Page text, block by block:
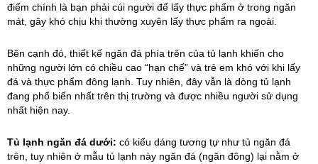
điểm chính là bạn phải cúi người để lấy thực phẩm ở trong ngăn
mát, gây khó chịu khi thường xuyên lấy thực phẩm ra ngoài.
Bên cạnh đó, thiết kế ngăn đá phía trên của tủ lạnh khiến cho
những người lớn có chiều cao “hạn chế” và trẻ em khó với khi lấy
đá và thực phẩm đông lạnh. Tuy nhiên, đây vẫn là dòng tủ lạnh
đang phổ biến nhất trên thị trường và được nhiều người sử dụng
nhất hiện nay.
Tủ lạnh ngăn đá dưới: có kiểu dáng tương tự như tủ ngăn đá
trên, tuy nhiên ở mẫu tủ lạnh này ngăn đá (ngăn đông) lại nằm ở